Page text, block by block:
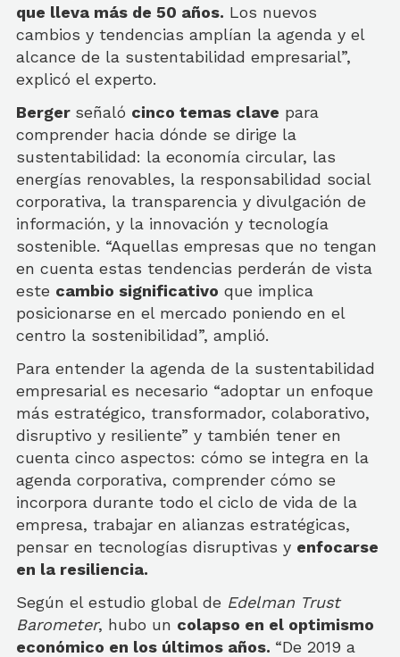
que lleva más de 50 años. Los nuevos
cambios y tendencias amplían la agenda y el
alcance de la sustentabilidad empresarial”,
explicó el experto.
Berger señaló cinco temas clave para
comprender hacia dónde se dirige la
sustentabilidad: la economía circular, las
energías renovables, la responsabilidad social
corporativa, la transparencia y divulgación de
información, y la innovación y tecnología
sostenible. “Aquellas empresas que no tengan
en cuenta estas tendencias perderán de vista
este cambio significativo que implica
posicionarse en el mercado poniendo en el
centro la sostenibilidad”, amplió.
Para entender la agenda de la sustentabilidad
empresarial es necesario “adoptar un enfoque
más estratégico, transformador, colaborativo,
disruptivo y resiliente” y también tener en
cuenta cinco aspectos: cómo se integra en la
agenda corporativa, comprender cómo se
incorpora durante todo el ciclo de vida de la
empresa, trabajar en alianzas estratégicas,
pensar en tecnologías disruptivas y enfocarse
en la resiliencia.
Según el estudio global de Edelman Trust
Barometer, hubo un colapso en el optimismo
económico en los últimos años. “De 2019 a